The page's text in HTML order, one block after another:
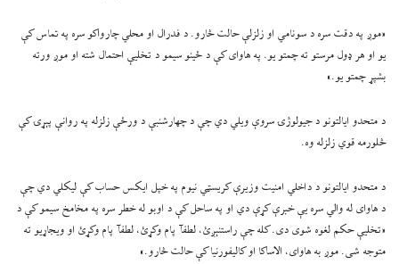
«موږ په دقت سره د سونامي او زلزلې حالت څارو. د فدرال او محلي چارواکو سره په تماس کې
یو او هر ډول مرستو ته چمتو یو. په هاوای کې د ځینو سیمو د تخلیې احتمال شته او موږ ورته
بشپړ چمتو یو.»
د متحدو ایالتونو د جیولوژۍ سروې ویلي دي چې د چهارشنبې د ورځې زلزله په روانې پېړۍ کې
څلورمه قوي زلزله وه.
د متحدو ایالتونو د داخلي امنیت وزیرې کریسټي نیوم په خپل ایکس حساب کې لیکلي دي چې
د هاوای له والي سره یې خبرې کړې دي او په ساحل کې د اوبو له خطر سره په مخامخ سیمو کې د
«تخلیې حکم لغوه شوی دی. کله چې راستنېږئ، لطفآ پام وکړئ، لطفآ پام وکړئ او ویجاړیو ته
متوجه شی. موږ به هاوای، الاساکا او کالیفورنیا کې حالت څارو.»